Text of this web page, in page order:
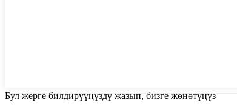
Бул жерге билдирүүңүздү жазып, бизге жөнөтүңүз